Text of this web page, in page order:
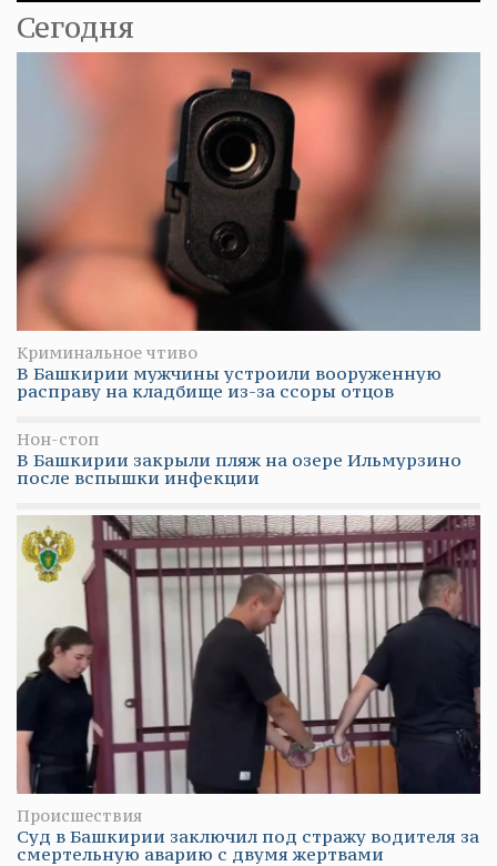
Сегодня
Криминальное чтиво
В Башкирии мужчины устроили вооруженную
расправу на кладбище из-за ссоры отцов
Нон-стоп
В Башкирии закрыли пляж на озере Ильмурзино
после вспышки инфекции
Происшествия
Суд в Башкирии заключил под стражу водителя за
смертельную аварию с двумя жертвами